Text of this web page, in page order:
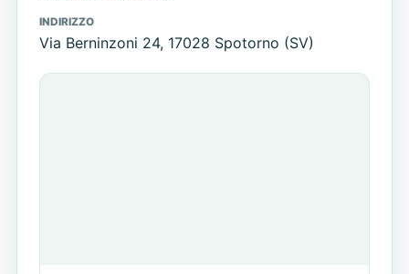
INDIRIZZO
Via Berninzoni 24, 17028 Spotorno (SV)